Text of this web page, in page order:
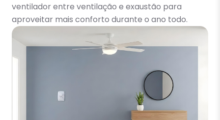
ventilador entre ventilação e exaustão para
aproveitar mais conforto durante o ano todo.